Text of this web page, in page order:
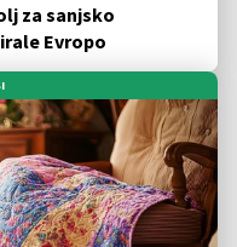
za sanjsko
Evropo